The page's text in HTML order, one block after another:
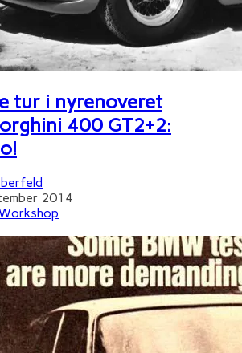
tur i nyrenoveret
400 GT2+2:
2014